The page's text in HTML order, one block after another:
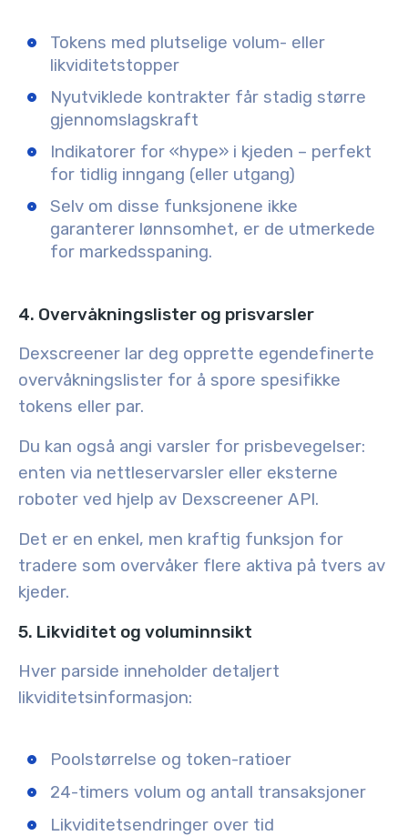
Tokens med plutselige volum- eller
likviditetstopper
Nyutviklede kontrakter får stadig større
gjennomslagskraft
Indikatorer for «hype» i kjeden – perfekt
for tidlig inngang (eller utgang)
Selv om disse funksjonene ikke
garanterer lønnsomhet, er de utmerkede
for markedsspaning.
4. Overvåkningslister og prisvarsler
Dexscreener lar deg opprette egendefinerte
overvåkningslister for å spore spesifikke
tokens eller par.
Du kan også angi varsler for prisbevegelser:
enten via nettleservarsler eller eksterne
roboter ved hjelp av Dexscreener API.
Det er en enkel, men kraftig funksjon for
tradere som overvåker flere aktiva på tvers av
kjeder.
5. Likviditet og voluminnsikt
Hver parside inneholder detaljert
likviditetsinformasjon:
Poolstørrelse og token-ratioer
24-timers volum og antall transaksjoner
Likviditetsendringer over tid